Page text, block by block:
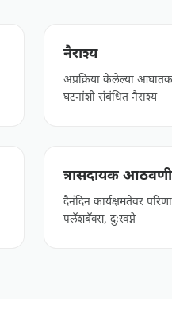
नैराश्य
अप्रक्रिया केलेल्या
घटनांशी संबंधित नैराश्य
त्रासदायक आठवणी
दैनंदिन कार्यक्षमतेवर
फ्लॅशबॅक्स, दुःस्वप्ने